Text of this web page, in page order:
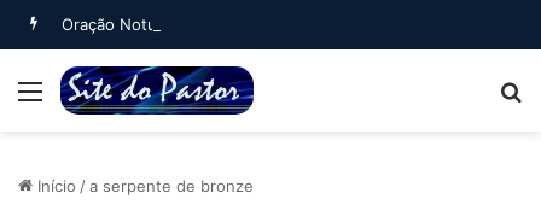
Oração Noturna (Salmo 4)
Menu
Início /a serpente de bronze